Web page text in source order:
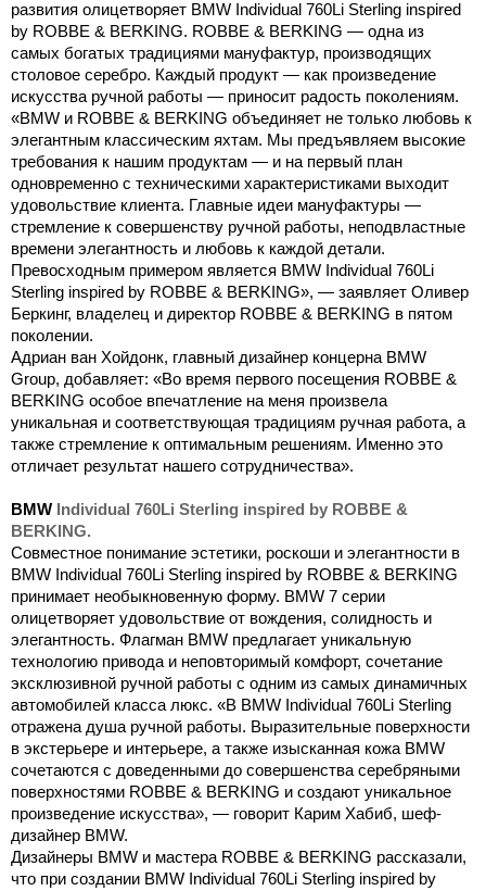
развития олицетворяет BMW Individual 760Li Sterling inspired
by ROBBE & BERKING. ROBBE & BERKING — одна из
самых богатых традициями мануфактур, производящих
столовое серебро. Каждый продукт — как произведение
искусства ручной работы — приносит радость поколениям.
«BMW и ROBBE & BERKING объединяет не только любовь к
элегантным классическим яхтам. Мы предъявляем высокие
требования к нашим продуктам — и на первый план
одновременно с техническими характеристиками выходит
удовольствие клиента. Главные идеи мануфактуры —
стремление к совершенству ручной работы, неподвластные
времени элегантность и любовь к каждой детали.
Превосходным примером является BMW Individual 760Li
Sterling inspired by ROBBE & BERKING», — заявляет Оливер
Беркинг, владелец и директор ROBBE & BERKING в пятом
поколении.
Адриан ван Хойдонк, главный дизайнер концерна BMW
Group, добавляет: «Во время первого посещения ROBBE &
BERKING особое впечатление на меня произвела
уникальная и соответствующая традициям ручная работа, а
также стремление к оптимальным решениям. Именно это
отличает результат нашего сотрудничества».
BMW Individual 760Li Sterling inspired by ROBBE &
BERKING.
Совместное понимание эстетики, роскоши и элегантности в
BMW Individual 760Li Sterling inspired by ROBBE & BERKING
принимает необыкновенную форму. BMW 7 серии
олицетворяет удовольствие от вождения, солидность и
элегантность. Флагман BMW предлагает уникальную
технологию привода и неповторимый комфорт, сочетание
эксклюзивной ручной работы с одним из самых динамичных
автомобилей класса люкс. «В BMW Individual 760Li Sterling
отражена душа ручной работы. Выразительные поверхности
в экстерьере и интерьере, а также изысканная кожа BMW
сочетаются с доведенными до совершенства серебряными
поверхностями ROBBE & BERKING и создают уникальное
произведение искусства», — говорит Карим Хабиб, шеф-
дизайнер BMW.
Дизайнеры BMW и мастера ROBBE & BERKING рассказали,
что при создании BMW Individual 760Li Sterling inspired by